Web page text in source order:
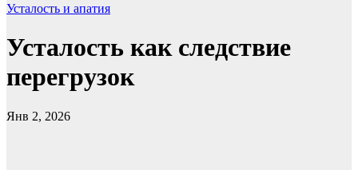
Усталость и апатия
Усталость как следствие
перегрузок
Янв 2, 2026